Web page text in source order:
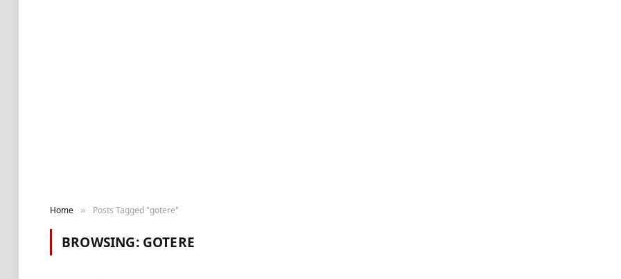
Home » Posts Tagged "gotere"
BROWSING: GOTERE